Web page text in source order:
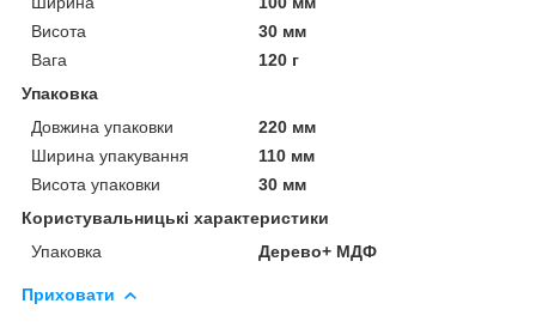
Висота
30 мм
Вага
120 г
Упаковка
Довжина упаковки
220 мм
Ширина упакування
110 мм
Висота упаковки
30 мм
Користувальницькі характеристики
Упаковка
Дерево+ МДФ
Приховати